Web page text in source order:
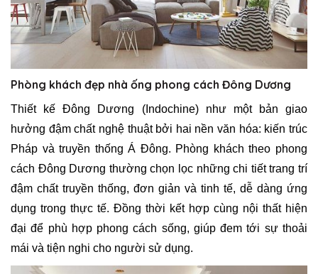
Phòng khách đẹp nhà ống phong cách Đông Dương
Thiết kế Đông Dương (Indochine) như một bản giao
hưởng đậm chất nghệ thuật bởi hai nền văn hóa: kiến trúc
Pháp và truyền thống Á Đông. Phòng khách theo phong
cách Đông Dương thường chọn lọc những chi tiết trang trí
đậm chất truyền thống, đơn giản và tinh tế, dễ dàng ứng
dụng trong thực tế. Đồng thời kết hợp cùng nội thất hiện
đại để phù hợp phong cách sống, giúp đem tới sự thoải
mái và tiện nghi cho người sử dụng.